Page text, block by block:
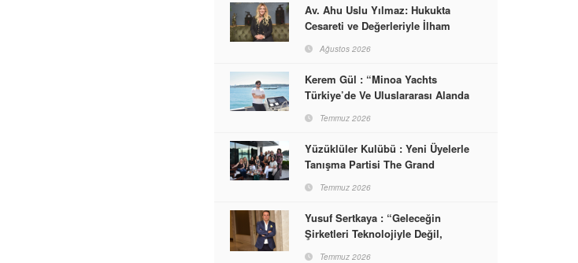
Av. Ahu Uslu Yılmaz: Hukukta
Cesareti ve Değerleriyle İlham
Ağustos 2026
Kerem Gül : “Minoa Yachts
Türkiye’de Ve Uluslararası Alanda
Markası Olacak”
Temmuz 2026
Yüzüklüler Kulübü : Yeni Üyelerle
Tanışma Partisi The Grand
Temmuz 2026
Yusuf Sertkaya : “Geleceğin
Şirketleri Teknolojiyle Değil,
Temmuz 2026